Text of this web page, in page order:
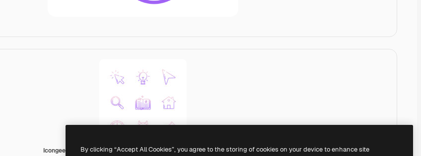
Icongeek26 Outline Gradient
By clicking “Accept All Cookies”, you agree to the storing of cookies on your device to enhance site